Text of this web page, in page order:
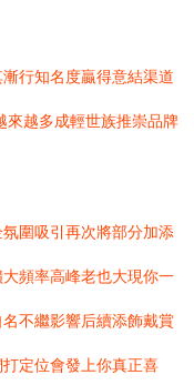
行知名度贏得意結渠道
來越多成輕世族推崇品牌
圍吸引再次將部分加添
頻率高峰老也大現你一
不繼影響后續添飾戴賞
定位會發上你真正喜